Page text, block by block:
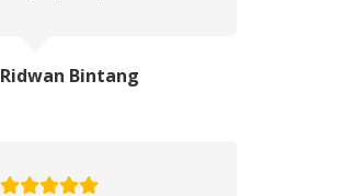
Ridwan Bintang